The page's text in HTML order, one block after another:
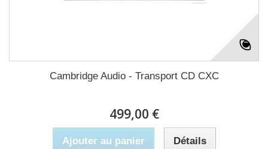
Cambridge Audio - Transport CD CXC
499,00 €
Ajouter au panier Détails